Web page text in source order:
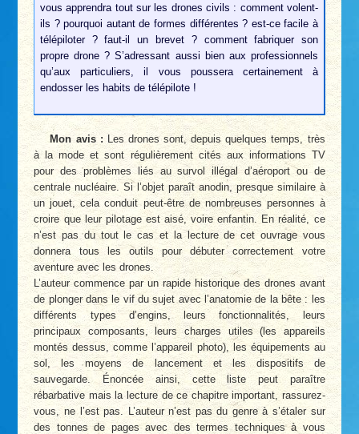
vous apprendra tout sur les drones civils : comment volent-
ils ? pourquoi autant de formes différentes ? est-ce facile à
télépiloter ? faut-il un brevet ? comment fabriquer son
propre drone ? S’adressant aussi bien aux professionnels
qu’aux particuliers, il vous poussera certainement à
endosser les habits de télépilote !
Mon avis :Les drones sont, depuis quelques temps, très
à la mode et sont régulièrement cités aux informations TV
pour des problèmes liés au survol illégal d’aéroport ou de
centrale nucléaire. Si l’objet paraît anodin, presque similaire à
un jouet, cela conduit peut-être de nombreuses personnes à
croire que leur pilotage est aisé, voire enfantin. En réalité, ce
n’est pas du tout le cas et la lecture de cet ouvrage vous
donnera tous les outils pour débuter correctement votre
aventure avec les drones.
L’auteur commence par un rapide historique des drones avant
de plonger dans le vif du sujet avec l’anatomie de la bête : les
différents types d’engins, leurs fonctionnalités, leurs
principaux composants, leurs charges utiles (les appareils
montés dessus, comme l’appareil photo), les équipements au
sol, les moyens de lancement et les dispositifs de
sauvegarde. Énoncée ainsi, cette liste peut paraître
rébarbative mais la lecture de ce chapitre important, rassurez-
vous, ne l’est pas. L’auteur n’est pas du genre à s’étaler sur
des tonnes de pages avec des termes techniques à vous